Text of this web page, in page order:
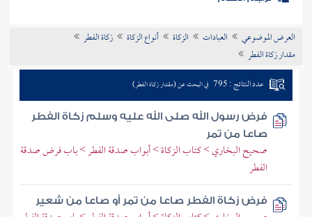
موضوعي
تراجم الأعلام
العرض الموضوعي العبادات الزكاة أنواع الزكاة
زكاة الفطر
مقدار زكاة الفطر
عدد النتائج : 795 في البحث عن (مقدار زكاة الفطر)
فرض رسول الله صلى الله عليه وسلم زكاة الفطر
صاعا من تمر
صحيح البخاري > كتاب الزكاة > أبواب صدقة الفطر > باب فرض صدقة
الفطر
فرض زكاة الفطر صاعا من تمر أو صاعا من شعير